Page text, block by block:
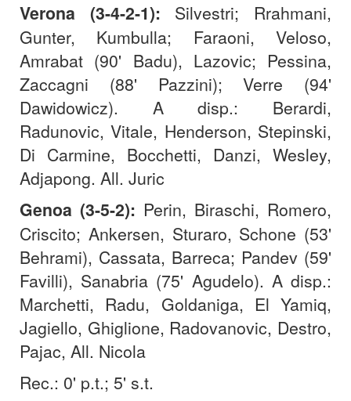
Verona (3-4-2-1): Silvestri; Rrahmani,
Gunter, Kumbulla; Faraoni, Veloso,
Amrabat (90' Badu), Lazovic; Pessina,
Zaccagni (88' Pazzini); Verre (94'
Dawidowicz). A disp.: Berardi,
Radunovic, Vitale, Henderson, Stepinski,
Di Carmine, Bocchetti, Danzi, Wesley,
Adjapong. All. Juric
Genoa (3-5-2): Perin, Biraschi, Romero,
Criscito; Ankersen, Sturaro, Schone (53'
Behrami), Cassata, Barreca; Pandev (59'
Favilli), Sanabria (75' Agudelo). A disp.:
Marchetti, Radu, Goldaniga, El Yamiq,
Jagiello, Ghiglione, Radovanovic, Destro,
Pajac, All. Nicola
Rec.: 0' p.t.; 5' s.t.